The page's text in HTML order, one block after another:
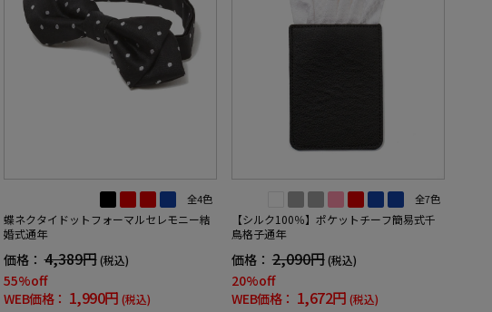
全4色
蝶ネクタイドットフォーマルセレモニー結
婚式通年
価格： 4,389円 (税込)
55%off
WEB価格： 1,990円 (税込)
全7色
【シルク100％】ポケットチーフ簡易式千
鳥格子通年
価格： 2,090円(税込)
20%off
WEB価格： 1,672円 (税込)